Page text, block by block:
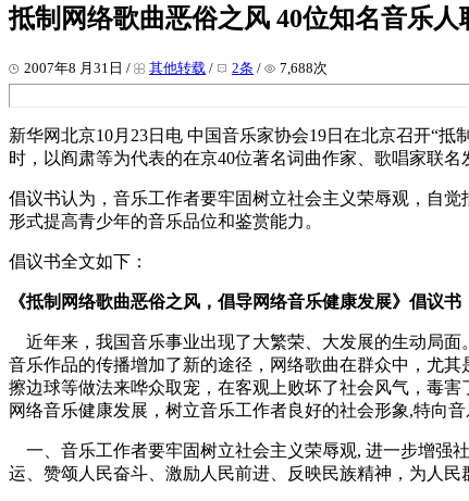
抵制网络歌曲恶俗之风 40位知名音乐人
2007年8 月31日 / 其他转载 / 2条 / 7,688次
新华网北京10月23日电 中国音乐家协会19日在北京召开“
时，以阎肃等为代表的在京40位著名词曲作家、歌唱家联
倡议书认为，音乐工作者要牢固树立社会主义荣辱观，自
形式提高青少年的音乐品位和鉴赏能力。
倡议书全文如下：
《抵制网络歌曲恶俗之风，倡导网络音乐健康发展》倡议书
近年来，我国音乐事业出现了大繁荣、大发展的生动局面
音乐作品的传播增加了新的途径，网络歌曲在群众中，尤
擦边球等做法来哗众取宠，在客观上败坏了社会风气，毒
网络音乐健康发展，树立音乐工作者良好的社会形象,特向
一、音乐工作者要牢固树立社会主义荣辱观, 进一步增强
运、赞颂人民奋斗、激励人民前进、反映民族精神，为人